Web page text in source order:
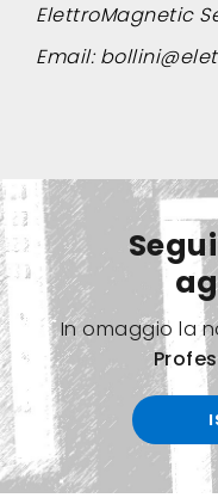
ElettroMagnetic
Email:
In omaggio la